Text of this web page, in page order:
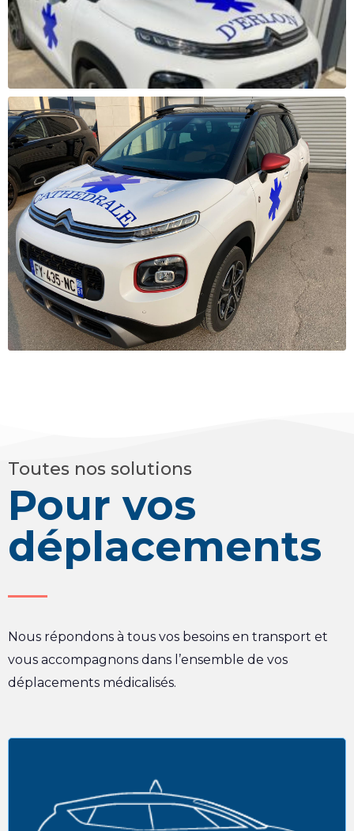
Pour vos
déplacements
Toutes nos solutions
Nous répondons à tous vos besoins en transport et
vous accompagnons dans l’ensemble de vos
déplacements médicalisés.